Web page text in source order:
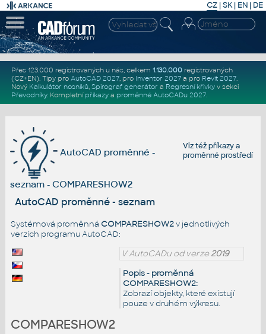
CZ | SK| EN | DE
Přes 123.000 registrovaných u nás, celkem 1.130.000registrovaných
(CZ+EN). Tipy pro AutoCAD 2027, pro Inventor 2027a pro Revit 2027.
Nový Kalkulátor nosníků, Spirograf generátor a Regresní křivkyv sekci
Převodníky. Kompletní příkazya proměnné AutoCADu 2027.
Viz téžpříkazya
proměnné prostředí
AutoCAD proměnné -
seznam - COMPARESHOW2
AutoCAD proměnné - seznam
Systémová proměnná COMPARESHOW2v jednotlivých
verzích programu AutoCAD:
V AutoCADu od verze2019
Popis - proměnná
COMPARESHOW2:
Zobrazí objekty, které existují
pouze v druhém výkresu.
COMPARESHOW2